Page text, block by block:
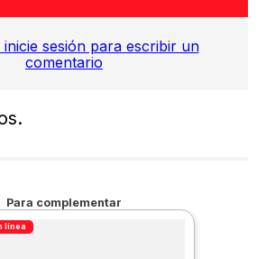
sesión para escribir un
comentario
Para complementar
línea